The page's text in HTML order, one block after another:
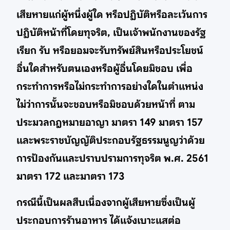
เสียหายแก่ผู้หนึ่งผู้ใด หรือปฏิบัติหรือละเว้นการ
ปฏิบัติหน้าที่โดยทุจริต, เป็นเจ้าพนักงานของรัฐ
เรียก รับ หรือยอมจะรับทรัพย์สินหรือประโยชน์
อื่นใดสำหรับตนเองหรือผู้อื่นโดยมิชอบ เพื่อ
กระทำการหรือไม่กระทำการอย่างใดในตำแหน่ง
ไม่ว่าการนั้นจะชอบหรือมิชอบด้วยหน้าที่ ตาม
ประมวลกฎหมายอาญา มาตรา 149 มาตรา 157
และพระราชบัญญัติประกอบรัฐธรรมนูญว่าด้วย
การป้องกันและปราบปรามการทุจริต พ.ศ. 2561
มาตรา 172 และมาตรา 173
กรณีนี้เป็นผลสืบเนื่องจากผู้เสียหายซึ่งเป็นผู้
ประกอบการร้านอาหาร ได้แจ้งเบาะแสต่อ